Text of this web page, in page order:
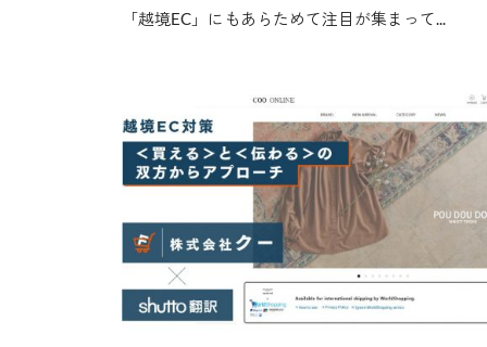
「越境EC」にもあらためて注目が集まって...